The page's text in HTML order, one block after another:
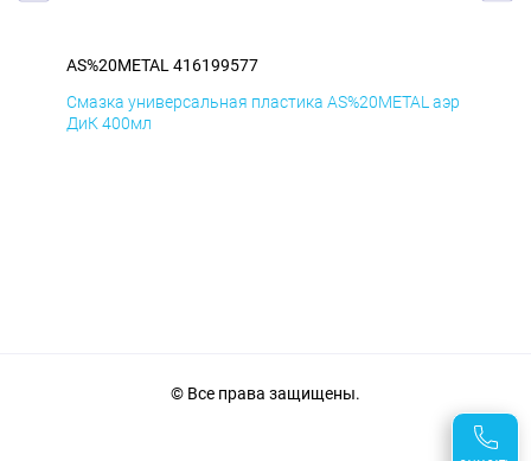
AS%20METAL 416199577
Смазка универсальная пластика AS%20METAL аэр
ДиК 400мл
© Все права защищены.